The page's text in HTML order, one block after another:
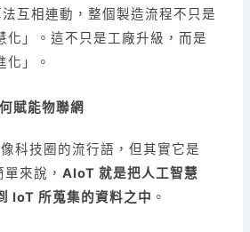
互相連動，整個製造流程不只是
化」。這不只是工廠升級，而是
化」。
賦能物聯網
科技圈的流行語，但其實它是
單來說，AIoT 就是把人工智慧
IoT 所蒐集的資料之中 。